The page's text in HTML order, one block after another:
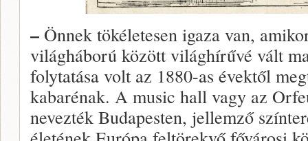
– Önnek tökéletesen igaza van,
világháború között világhírűvé vált
folytatása volt az 1880-as évektől
kabarénak. A music hall vagy az
nevezték Budapesten, jellemző